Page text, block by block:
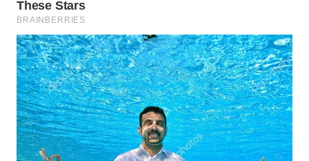
NEWS
WAHANA
TANI
WAHANA
ADVOKAT
WAHANA